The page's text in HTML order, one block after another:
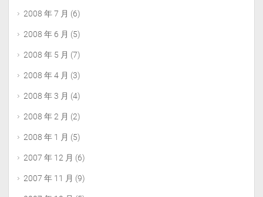
2008 年 7 月 (6)
2008 年 6 月 (5)
2008 年 5 月 (7)
2008 年 4 月 (3)
2008 年 3 月 (4)
2008 年 2 月 (2)
2008 年 1 月 (5)
2007 年 12 月 (6)
2007 年 11 月 (9)